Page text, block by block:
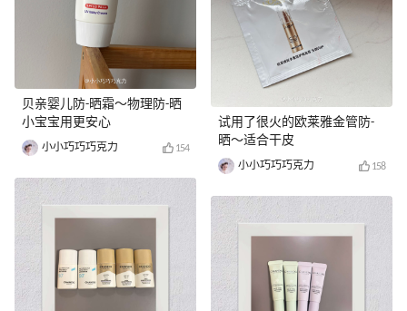
贝亲婴儿防-晒霜～物理防-晒
小宝宝用更安心
小小巧巧巧克力 154
试用了很火的欧莱雅金管防-
晒～适合干皮
小小巧巧巧克力 158